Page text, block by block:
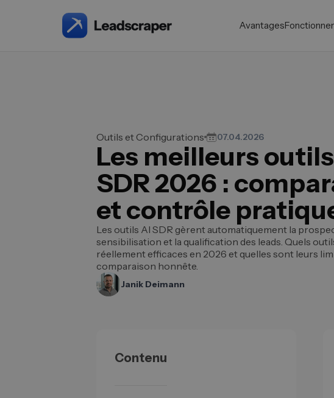
Avantages
Outils et Configurations 07.04.2026
Les meilleurs
SDR 2026 :
et contrôle
Les outils AI SDR gèrent automatiquement la
sensibilisation et la qualification des leads. Quels
réellement efficaces en 2026 et quelles sont leurs
comparaison honnête.
Janik Deimann
Contenu